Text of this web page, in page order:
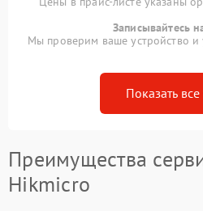
Записывайтесь
Мы проверим ваше устройство и
Показать все
Преимущества
Hikmicro